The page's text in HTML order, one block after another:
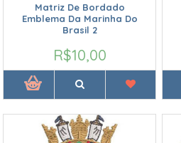
Matriz De Bordado
Emblema Da Marinha Do
Brasil 2
R$10,00